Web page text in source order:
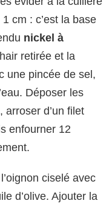
cm : c’est la base
nickel à
retirée et la
une pincée de sel,
Déposer les
d’un filet
enfourner 12
ciselé avec
d’olive. Ajouter la